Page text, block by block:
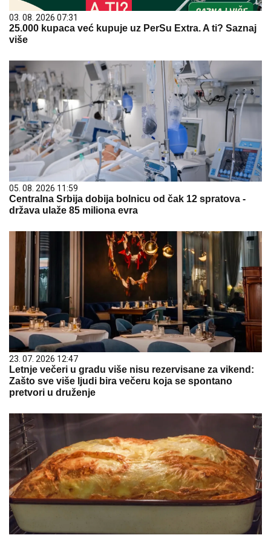
03. 08. 2026 07:31
25.000 kupaca već kupuje uz PerSu Extra. A ti? Saznaj
više
05. 08. 2026 11:59
Centralna Srbija dobija bolnicu od čak 12 spratova -
država ulaže 85 miliona evra
23. 07. 2026 12:47
Letnje večeri u gradu više nisu rezervisane za vikend:
Zašto sve više ljudi bira večeru koja se spontano
pretvori u druženje